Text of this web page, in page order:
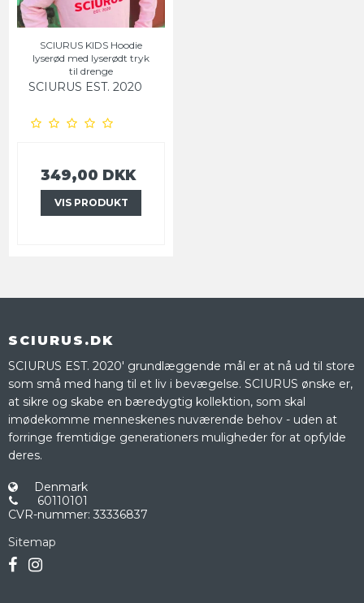
SCIURUS KIDS Hoodie
lyserød med lyserødt tryk
til drenge
SCIURUS EST. 2020
349,00 DKK
VIS PRODUKT
SCIURUS.DK
SCIURUS EST. 2020' grundlæggende mål er at nå ud til store
som små med hang til et liv i bevægelse. SCIURUS ønske er,
at sikre og skabe en bæredygtig kollektion, som skal
imødekomme menneskenes nuværende behov - uden at
forringe fremtidige generationers muligheder for at opfylde
deres.
Denmark
60110101
CVR-nummer: 33336837
Sitemap